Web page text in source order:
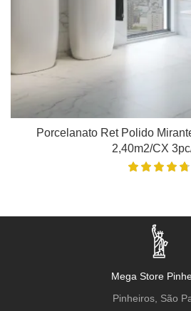
Porcelanato Ret Polido
2,40m2/CX
Mega Store
Pinheiros, São